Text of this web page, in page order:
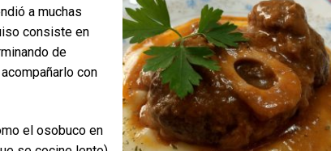
a muchas
consiste en
de
con
el osobuco en